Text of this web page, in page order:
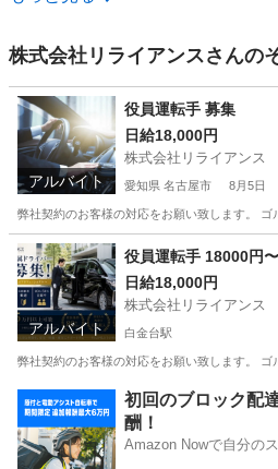
株式会社リライアンスさんの
アルバイト
役員運転手 募集
日給18,000円
株式会社リライアンス
愛知県 名古屋市 8月5日
弊社契約のお客様の対応をお願い致します。
愛知 名古屋市 その他
アルバイト
役員運転手 18000円
日給18,000円
株式会社リライアンス
白金台駅
弊社契約のお客様の対応をお願い致します。
白金台駅 その他 都
初回のブロック配
酬！
Amazon Nowで自分の